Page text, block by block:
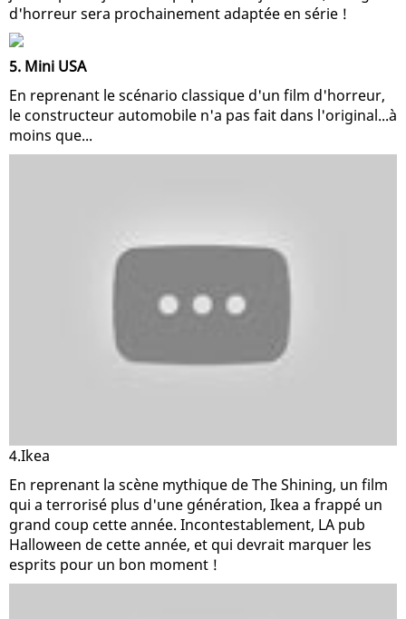
d'horreur sera prochainement adaptée en série !
5. Mini USA
En reprenant le scénario classique d'un film d'horreur,
le constructeur automobile n'a pas fait dans l'original...à
moins que...
4.Ikea
En reprenant la scène mythique de The Shining, un film
qui a terrorisé plus d'une génération, Ikea a frappé un
grand coup cette année. Incontestablement, LA pub
Halloween de cette année, et qui devrait marquer les
esprits pour un bon moment !